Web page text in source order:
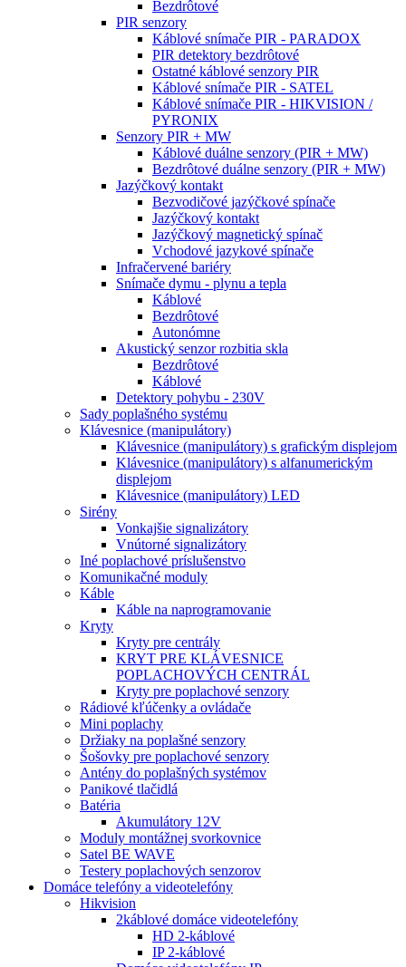
Bezdrôtové
PIR senzory
Káblové snímače PIR - PARADOX
PIR detektory bezdrôtové
Ostatné káblové senzory PIR
Káblové snímače PIR - SATEL
Káblové snímače PIR - HIKVISION /
PYRONIX
Senzory PIR + MW
Káblové duálne senzory (PIR + MW)
Bezdrôtové duálne senzory (PIR + MW)
Jazýčkový kontakt
Bezvodičové jazýčkové spínače
Jazýčkový kontakt
Jazýčkový magnetický spínač
Vchodové jazykové spínače
Infračervené bariéry
Snímače dymu - plynu a tepla
Káblové
Bezdrôtové
Autonómne
Akustický senzor rozbitia skla
Bezdrôtové
Káblové
Detektory pohybu - 230V
Sady poplašného systému
Klávesnice (manipulátory)
Klávesnice (manipulátory) s grafickým displejom
Klávesnice (manipulátory) s alfanumerickým
displejom
Klávesnice (manipulátory) LED
Sirény
Vonkajšie signalizátory
Vnútorné signalizátory
Iné poplachové príslušenstvo
Komunikačné moduly
Káble
Káble na naprogramovanie
Kryty
Kryty pre centrály
KRYT PRE KLÁVESNICE
POPLACHOVÝCH CENTRÁL
Kryty pre poplachové senzory
Rádiové kľúčenky a ovládače
Mini poplachy
Držiaky na poplašné senzory
Šošovky pre poplachové senzory
Antény do poplašných systémov
Panikové tlačidlá
Batéria
Akumulátory 12V
Moduly montážnej svorkovnice
Satel BE WAVE
Testery poplachových senzorov
Domáce telefóny a videotelefóny
Hikvision
2káblové domáce videotelefóny
HD 2-káblové
IP 2-káblové